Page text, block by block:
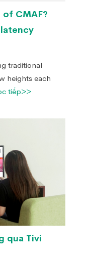
CMAF?
traditional
heights each
tiếp>>
qua Tivi